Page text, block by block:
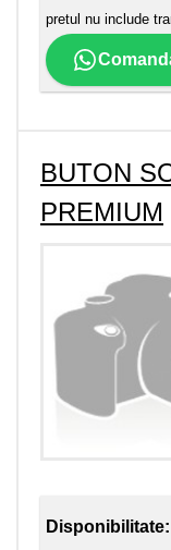
pretul nu include
BUTON
PREMIUM
Disponibilitate: